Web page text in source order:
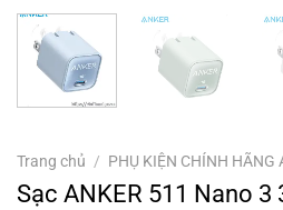
Trang chủ / PHỤ KIỆN CHÍNH HÃNG
Sạc ANKER 511 Nano 3